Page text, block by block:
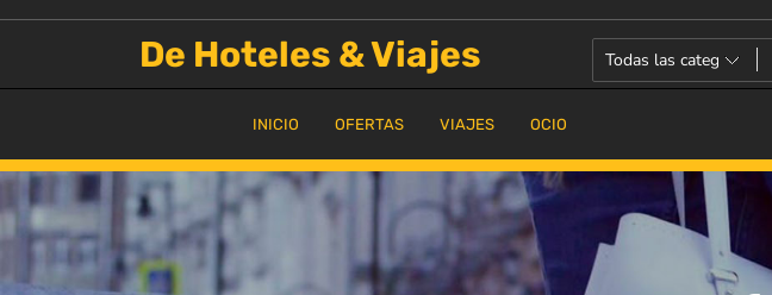
De Hoteles & Viajes
INICIO OFERTAS VIAJES OCIO